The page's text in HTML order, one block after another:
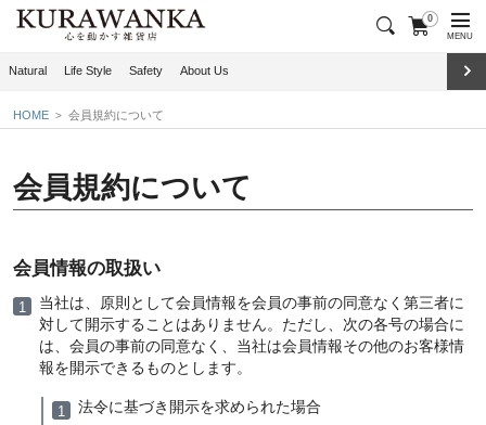
0
MENU
Natural Life Style Safety About Us
HOME 会員規約について
会員規約について
会員情報の取扱い
当社は、原則として会員情報を会員の事前の同意なく第三者に
対して開示することはありません。ただし、次の各号の場合に
は、会員の事前の同意なく、当社は会員情報その他のお客様情
報を開示できるものとします。
法令に基づき開示を求められた場合